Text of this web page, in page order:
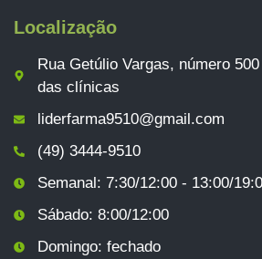
Localização
Rua Getúlio Vargas, número
das clínicas
liderfarma9510@gmail.com
(49) 3444-9510
Semanal: 7:30/12:00 - 13:00/
Sábado: 8:00/12:00
Domingo: fechado